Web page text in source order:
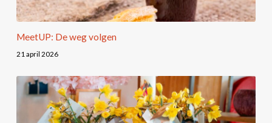
MeetUP: De weg volgen
21 april 2026